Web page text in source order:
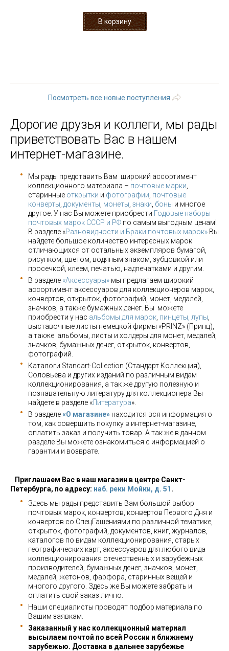
Посмотреть все новые поступления
Дорогие друзья и коллеги, мы рады
приветствовать Вас в нашем
интернет-магазине.
Мы рады представить Вам широкий ассортимент
коллекционного материала – почтовые марки
старинные открытки и фотографии почтовые
конверты документы монеты знаки боны и многое
другое. У нас Вы можете приобрести Годовые наборы
почтовых марок СССР и РФ по самым выгодным ценам!
В разделе «Разновидности и Браки почтовых марок» Вы
найдете большое количество интересных марок
отличающихся от остальных экземпляров бумагой,
рисунком, цветом, водяным знаком, зубцовкой или
просечкой, клеем, печатью, надпечатками и другим.
В разделе «Аксессуары» мы предлагаем широкий
ассортимент аксессуаров для коллекционеров марок,
конвертов, открыток, фотографий, монет, медалей,
значков, а также бумажных денег. Вы можете
приобрести у нас альбомы для марок пинцеты, лупы
выставочные листы немецкой фирмы «PRINZ» (Принц),
а также альбомы, листы и холдеры для монет, медалей,
значков, бумажных денег, открыток, конвертов,
фотографий.
Каталоги Standart-Collection (Стандарт Коллекция),
Соловьева и других изданий по различным видам
коллекционирования, а так же другую полезную и
познавательную литературу для коллекционера Вы
найдете в разделе «Литература».
В разделе«О магазине» находится вся информация о
том, как совершить покупку в интернет-магазине,
оплатить заказ и получить товар. А так же в данном
разделе Вы можете ознакомиться с информацией о
гарантии и возврате.
Приглашаем Вас в наш магазин в центре Санкт-
Петербурга, по адресу: наб. реки Мойки, д. 51 .
Здесь мы рады представить Вам большой выбор
почтовых марок, конвертов, конвертов Первого Дня и
конвертов со СпецГашениями по различной тематике,
открыток, фотографий, документов, книг, журналов,
каталогов по видам коллекционирования, старых
географических карт, аксессуаров для любого вида
коллекционирования отечественных и зарубежных
производителей, бумажных денег, значков, монет,
медалей, жетонов, фарфора, старинных вещей и
многого другого. Здесь же Вы можете забрать и
оплатить свой заказ лично.
Наши специалисты проводят подбор материала по
Вашим заявкам.
Заказанный у нас коллекционный материал
высылаем почтой по всей России и ближнему
зарубежью. Доставка в дальнее зарубежье